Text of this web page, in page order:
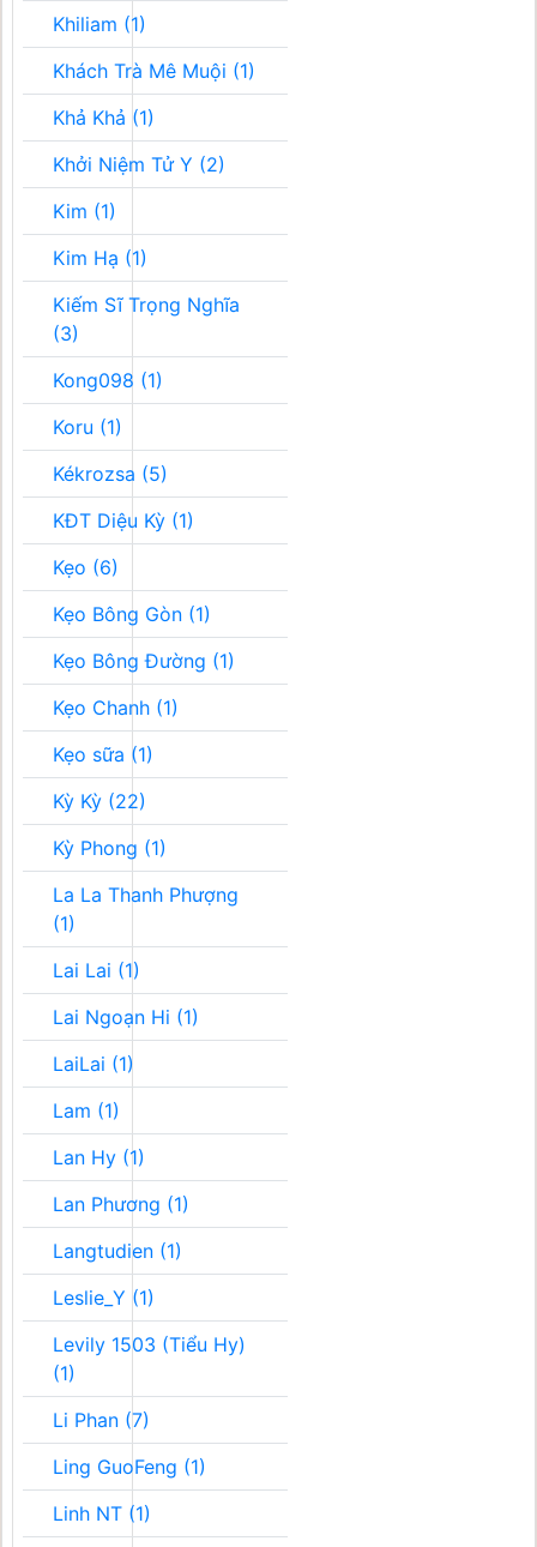
Khiliam (1)
Khách Trà Mê Muội (1)
Khả Khả (1)
Khởi Niệm Tử Y (2)
Kim (1)
Kim Hạ (1)
Kiếm Sĩ Trọng Nghĩa
(3)
Kong098 (1)
Koru (1)
Kékrozsa (5)
KĐT Diệu Kỳ (1)
Kẹo (6)
Kẹo Bông Gòn (1)
Kẹo Bông Đường (1)
Kẹo Chanh (1)
Kẹo sữa (1)
Kỳ Kỳ (22)
Kỳ Phong (1)
La La Thanh Phượng
(1)
Lai Lai (1)
Lai Ngoạn Hi (1)
LaiLai (1)
Lam (1)
Lan Hy (1)
Lan Phương (1)
Langtudien (1)
Leslie_Y (1)
Levily 1503 (Tiểu Hy)
(1)
Li Phan (7)
Ling GuoFeng (1)
Linh NT (1)